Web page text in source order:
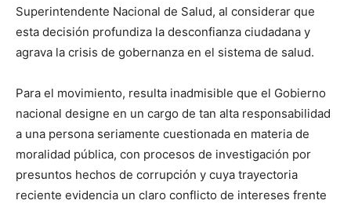
Superintendente Nacional de Salud, al considerar que
esta decisión profundiza la desconfianza ciudadana y
agrava la crisis de gobernanza en el sistema de salud.
Para el movimiento, resulta inadmisible que el Gobierno
nacional designe en un cargo de tan alta responsabilidad
a una persona seriamente cuestionada en materia de
moralidad pública, con procesos de investigación por
presuntos hechos de corrupción y cuya trayectoria
reciente evidencia un claro conflicto de intereses frente